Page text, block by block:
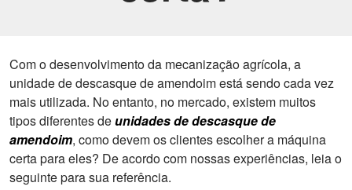
Com o desenvolvimento da mecanização agrícola, a
unidade de descasque de amendoim está sendo cada vez
mais utilizada. No entanto, no mercado, existem muitos
tipos diferentes deunidades de descasque de
amendoim, como devem os clientes escolher a máquina
certa para eles? De acordo com nossas experiências, leia o
seguinte para sua referência.